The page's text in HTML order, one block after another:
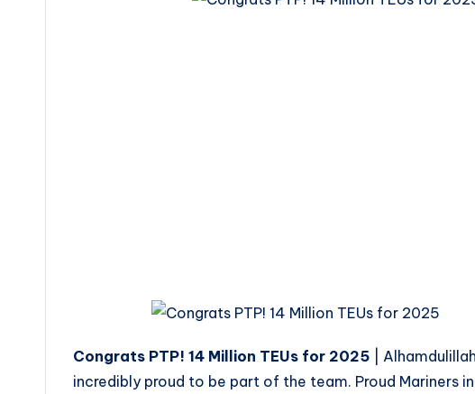
Congrats PTP! 14 Million TEUs for 2025 |
incredibly proud to be part of the team. Proud Mariners